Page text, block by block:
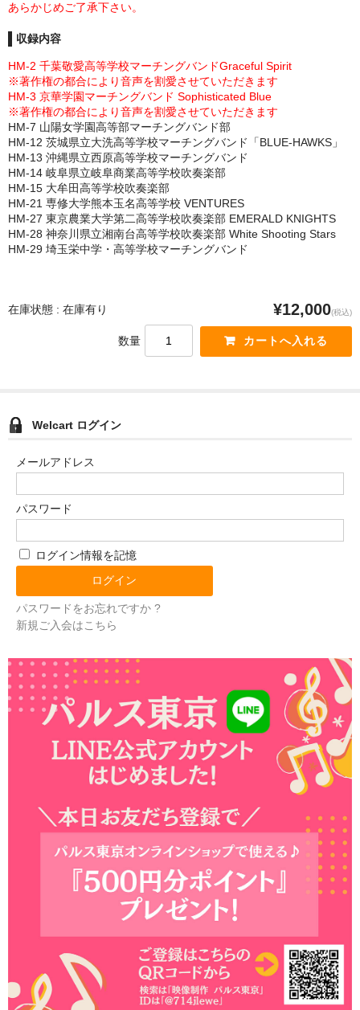
あらかじめご了承下さい。
収録内容
HM-2 千葉敬愛高等学校マーチングバンドGraceful Spirit
※著作権の都合により音声を割愛させていただきます
HM-3 京華学園マーチングバンド Sophisticated Blue
※著作権の都合により音声を割愛させていただきます
HM-7 山陽女学園高等部マーチングバンド部
HM-12 茨城県立大洗高等学校マーチングバンド「BLUE-HAWKS」
HM-13 沖縄県立西原高等学校マーチングバンド
HM-14 岐阜県立岐阜商業高等学校吹奏楽部
HM-15 大牟田高等学校吹奏楽部
HM-21 専修大学熊本玉名高等学校 VENTURES
HM-27 東京農業大学第二高等学校吹奏楽部 EMERALD KNIGHTS
HM-28 神奈川県立湘南台高等学校吹奏楽部 White Shooting Stars
HM-29 埼玉栄中学・高等学校マーチングバンド
在庫状態 : 在庫有り ¥12,000(税込)
数量
Welcart ログイン
メールアドレス
パスワード
ログイン情報を記憶
パスワードをお忘れですか ?
新規ご入会はこちら